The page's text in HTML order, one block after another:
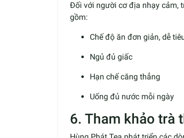
Đối với người cơ địa nhạy cảm,
gồm:
Chế độ ăn đơn giản, dễ
Ngủ đủ giấc
Hạn chế căng thẳng
Uống đủ nước mỗi ngày
6. Tham khảo trà